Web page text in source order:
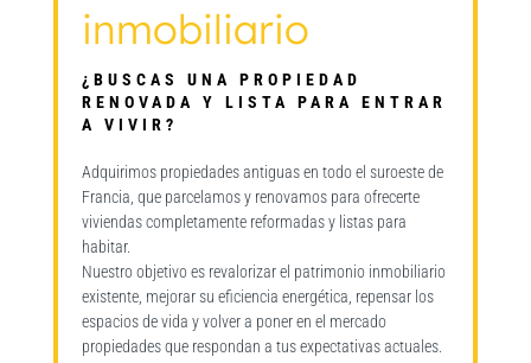
inmobiliario
¿BUSCAS UNA PROPIEDAD
RENOVADA Y LISTA PARA ENTRAR
A VIVIR?
Adquirimos propiedades antiguas en todo el suroeste de
Francia, que parcelamos y renovamos para ofrecerte
viviendas completamente reformadas y listas para
habitar.
Nuestro objetivo es revalorizar el patrimonio inmobiliario
existente, mejorar su eficiencia energética, repensar los
espacios de vida y volver a poner en el mercado
propiedades que respondan a tus expectativas actuales.